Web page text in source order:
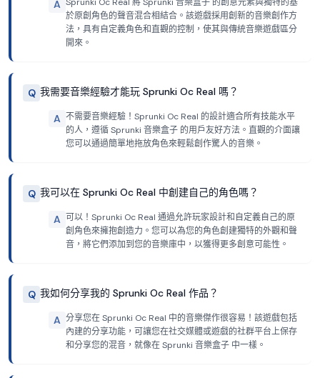
A
於原創角色的聲音混合相結合。該遊戲採用創新的音樂創作方
法，具有自定義角色和直觀的控制，使其與傳統音樂遊戲區分
開來。
Q 我需要音樂經驗才能玩 Sprunki Oc Real 嗎？
A 不需要音樂經驗！Sprunki Oc Real 的設計適合所有技能水平
的人，遵循 Sprunki 音樂盒子 的用戶友好方法。直觀的介面讓
您可以通過簡單地拖放角色來輕鬆創作驚人的音樂。
Q 我可以在 Sprunki Oc Real 中創建自己的角色嗎？
A 可以！Sprunki Oc Real 通過允許玩家設計和自定義自己的原
創角色來擁抱創造力。您可以為您的角色創建獨特的外觀和聲
音，將它們添加到您的音樂庫中，以獲得更多創意可能性。
Q 我如何分享我的 Sprunki Oc Real 作品？
A 分享您在 Sprunki Oc Real 中的音樂傑作很容易！該遊戲包括
內建的分享功能，可讓您在社交媒體或遊戲的社群平台上保存
和分享您的混音，就像在 Sprunki 音樂盒子 中一樣。